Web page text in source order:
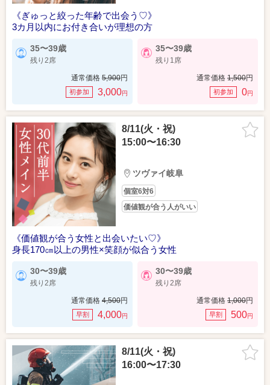
《ぎゅっと絞った年齢で出会う♡》
3カ月以内にお付き合いが理想の方
35〜39歳
残り2席
通常価格 5,900円
初参加 3,000円
35〜39歳
残り1席
通常価格 1,500円
初参加 0円
8/11(火・祝)
15:00〜16:30
ツヴァイ岐阜
個室6対6
価値観が合う人がいい
《価値観が合う女性と出会いたい♡》
身長170㎝以上の男性×笑顔が似合う女性
30〜39歳
残り2席
通常価格 4,500円
早割 4,000円
30〜39歳
残り2席
通常価格 1,000円
早割 500円
8/11(火・祝)
16:00〜17:30